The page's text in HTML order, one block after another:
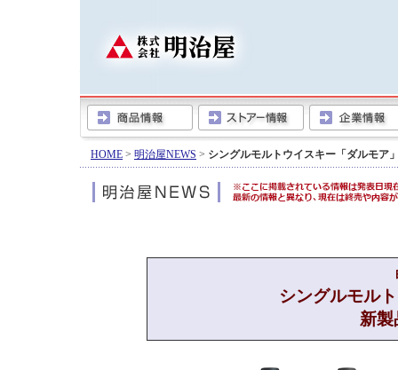
HOME > 明治屋NEWS > シングルモルトウイスキー「ダルモア
シングルモル
新製